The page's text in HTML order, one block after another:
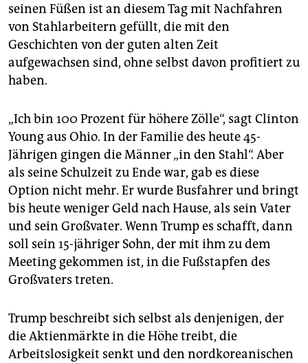
seinen Füßen ist an diesem Tag mit Nachfahren
von Stahlarbeitern gefüllt, die mit den
Geschichten von der guten alten Zeit
aufgewachsen sind, ohne selbst davon profitiert zu
haben.
„Ich bin 100 Prozent für höhere Zölle“, sagt Clinton
Young aus Ohio. In der Familie des heute 45-
Jährigen gingen die Männer „in den Stahl“. Aber
als seine Schulzeit zu Ende war, gab es diese
Option nicht mehr. Er wurde Busfahrer und bringt
bis heute weniger Geld nach Hause, als sein Vater
und sein Großvater. Wenn Trump es schafft, dann
soll sein 15-jähriger Sohn, der mit ihm zu dem
Meeting gekommen ist, in die Fußstapfen des
Großvaters treten.
Trump beschreibt sich selbst als denjenigen, der
die Aktienmärkte in die Höhe treibt, die
Arbeitslosigkeit senkt und den nordkoreanischen